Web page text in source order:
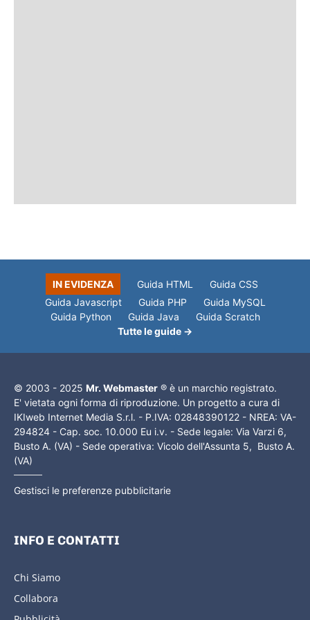
IN EVIDENZA Guida HTML
Guida CSS
Guida Javascript
Guida PHP
Guida MySQL
Guida Python
Guida Java
Guida Scratch
Tutte le guide →
© 2003 - 2025 Mr. Webmaster ® è un marchio registrato.
E' vietata ogni forma di riproduzione. Un progetto a cura di
IKIweb Internet Media S.r.l. - P.IVA: 02848390122 - NREA: VA-
294824 - Cap. soc. 10.000 Eu i.v. - Sede legale: Via Varzi 6,
Busto A. (VA) - Sede operativa: Vicolo dell'Assunta 5, Busto A.
(VA)
Gestisci le preferenze pubblicitarie
INFO E CONTATTI
Chi Siamo
Collabora